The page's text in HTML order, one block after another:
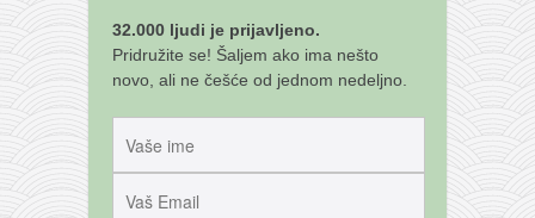
besplatna e-knjiga
termini treninga
moja priča
moja priča
fotke
32.000 ljudi je prijavljeno.
Pridružite se! Šaljem ako ima nešto
novo, ali ne češće od jednom nedeljno.